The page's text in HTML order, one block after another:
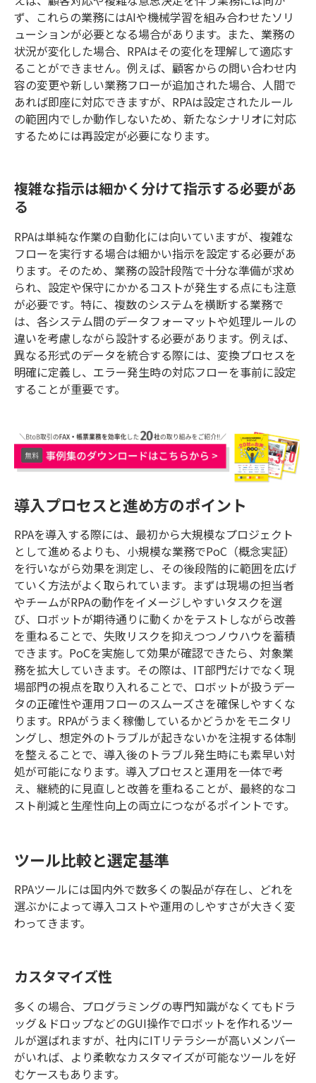
ず、これらの業務にはAIや機械学習を組み合わせたソリ
ューションが必要となる場合があります。また、業務の
状況が変化した場合、RPAはその変化を理解して適応す
ることができません。例えば、顧客からの問い合わせ内
容の変更や新しい業務フローが追加された場合、人間で
あれば即座に対応できますが、RPAは設定されたルール
の範囲内でしか動作しないため、新たなシナリオに対応
するためには再設定が必要になります。
複雑な指示は細かく分けて指示する必要があ
る
RPAは単純な作業の自動化には向いていますが、複雑な
フローを実行する場合は細かい指示を設定する必要があ
ります。そのため、業務の設計段階で十分な準備が求め
られ、設定や保守にかかるコストが発生する点にも注意
が必要です。特に、複数のシステムを横断する業務で
は、各システム間のデータフォーマットや処理ルールの
違いを考慮しながら設計する必要があります。例えば、
異なる形式のデータを統合する際には、変換プロセスを
明確に定義し、エラー発生時の対応フローを事前に設定
することが重要です。
導入プロセスと進め方のポイント
RPAを導入する際には、最初から大規模なプロジェクト
として進めるよりも、小規模な業務でPoC（概念実証）
を行いながら効果を測定し、その後段階的に範囲を広げ
ていく方法がよく取られています。まずは現場の担当者
やチームがRPAの動作をイメージしやすいタスクを選
び、ロボットが期待通りに動くかをテストしながら改善
を重ねることで、失敗リスクを抑えつつノウハウを蓄積
できます。PoCを実施して効果が確認できたら、対象業
務を拡大していきます。その際は、IT部門だけでなく現
場部門の視点を取り入れることで、ロボットが扱うデー
タの正確性や運用フローのスムーズさを確保しやすくな
ります。RPAがうまく稼働しているかどうかをモニタリ
ングし、想定外のトラブルが起きないかを注視する体制
を整えることで、導入後のトラブル発生時にも素早い対
処が可能になります。導入プロセスと運用を一体で考
え、継続的に見直しと改善を重ねることが、最終的なコ
スト削減と生産性向上の両立につながるポイントです。
ツール比較と選定基準
RPAツールには国内外で数多くの製品が存在し、どれを
選ぶかによって導入コストや運用のしやすさが大きく変
わってきます。
カスタマイズ性
多くの場合、プログラミングの専門知識がなくてもドラ
ッグ＆ドロップなどのGUI操作でロボットを作れるツー
ルが選ばれますが、社内にITリテラシーが高いメンバー
がいれば、より柔軟なカスタマイズが可能なツールを好
むケースもあります。